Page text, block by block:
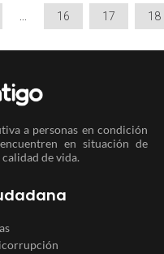
16 17 18
a personas en condición
en situación de
de vida.